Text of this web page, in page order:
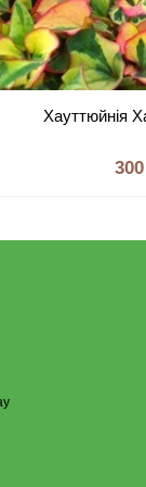
Хауттюйнія